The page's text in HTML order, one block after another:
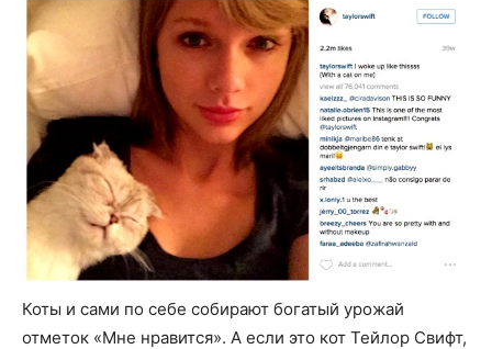
Коты и сами по себе собирают богатый урожай
отметок «Мне нравится». А если это кот Тейлор Свифт,